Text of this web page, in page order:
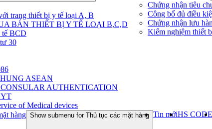
trang thiết bị y tế loại A, B
BÁN THIẾT BỊ Y TẾ LOẠI B,C,D
tế BCD
30
ASEAN
AUTHENTICATION
of Medical devices
Chứng nhận tiêu
Công bố đủ điều
Chứng nhận lưu
Kiểm nghiệm thiết
hàng Show submenu for Thủ tục các mặt hàng Tin mớiHS CODE